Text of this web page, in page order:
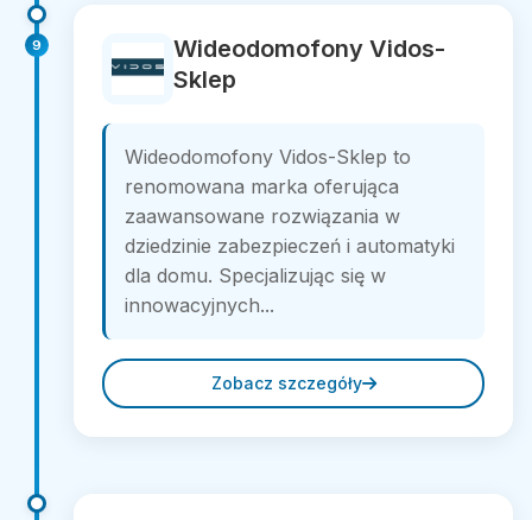
9
Wideodomofony Vidos-
Sklep
Wideodomofony Vidos-Sklep to
renomowana marka oferująca
zaawansowane rozwiązania w
dziedzinie zabezpieczeń i automatyki
dla domu. Specjalizując się w
innowacyjnych...
Zobacz szczegóły